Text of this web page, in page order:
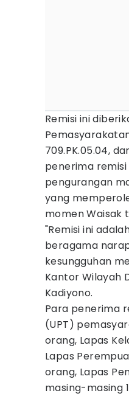
Remisi ini
709.PK.05.04,
penerima remisi
pengurangan
yang
momen Waisak
"Remisi ini
beragama
kesungguhan
Kantor Wilayah
Kadiyono.
Para penerima
(UPT)
orang, Lapas
Lapas
orang, Lapas
masing-masing